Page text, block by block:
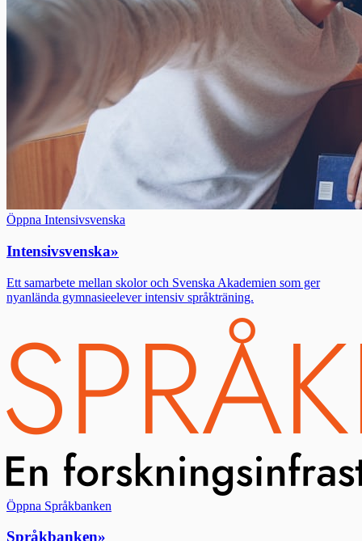
Öppna Intensivsvenska
Intensivsvenska»
Ett samarbete mellan skolor och Svenska Akademien som ger
nyanlända gymnasieelever intensiv språkträning.
Öppna Språkbanken
Språkbanken»